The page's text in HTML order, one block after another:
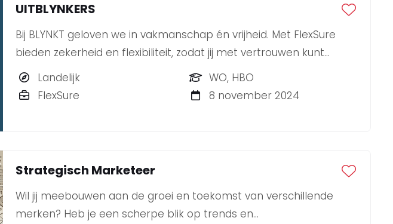
UITBLYNKERS
Bij BLYNKT geloven we in vakmanschap én vrijheid. Met FlexSure
bieden zekerheid en flexibiliteit, zodat jij met vertrouwen kunt
werken aan projecten die écht bij jou passen.
Landelijk
WO, HBO
FlexSure
8 november 2024
Strategisch Marketeer
Wil jij meebouwen aan de groei en toekomst van verschillende
merken? Heb je een scherpe blik op trends en